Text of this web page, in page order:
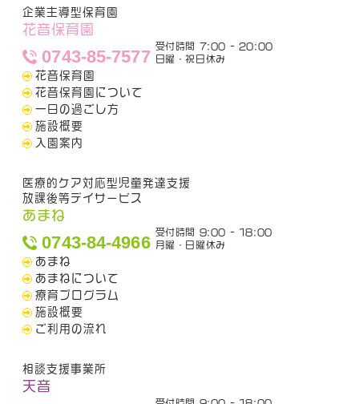
企業主導型保育園
花音保育園
0743-85-7577
受付時間 7:00 - 20:00
日曜・祝日休み
花音保育園
花音保育園について
一日の過ごし方
施設概要
入園案内
医療的ケア対応型児童発達支援
放課後等デイサービス
あまね
0743-84-4966
受付時間 9:00 - 18:00
月曜・日曜休み
あまね
あまねについて
療育プログラム
施設概要
ご利用の流れ
相談支援事業所
天音